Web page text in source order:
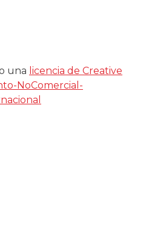
una licencia de Creative
NoComercial-